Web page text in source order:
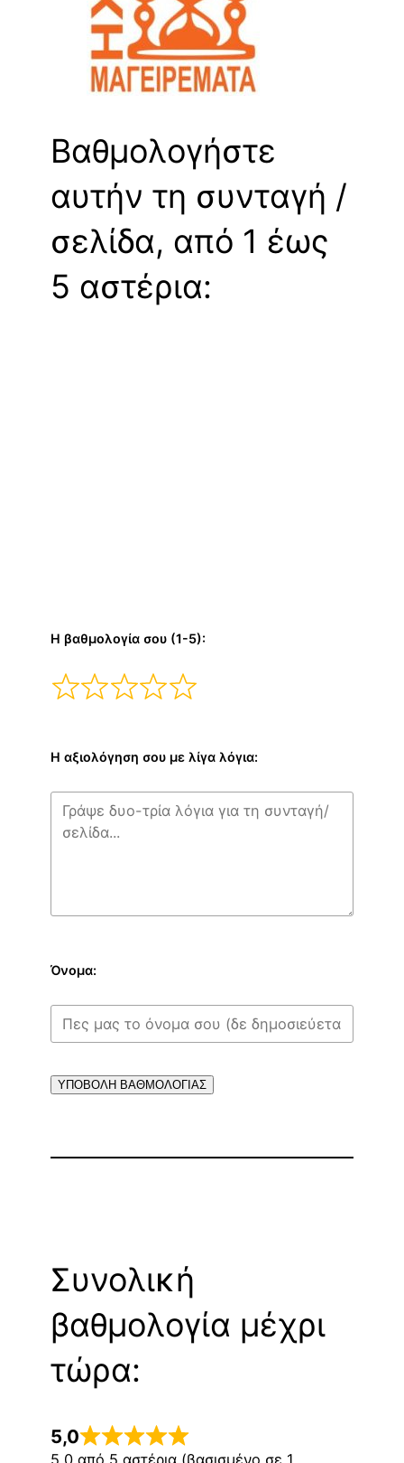
Βαθμολογήστε
αυτήν τη συνταγή /
σελίδα, από 1 έως
5 αστέρια:
Η βαθμολογία σου (1-5):
Η αξιολόγηση σου με λίγα λόγια:
Όνομα:
ΥΠΟΒΟΛΗ ΒΑΘΜΟΛΟΓΙΑΣ
Συνολική
βαθμολογία μέχρι
τώρα:
5,0
5,0 από 5 αστέρια (βασισμένο σε 1